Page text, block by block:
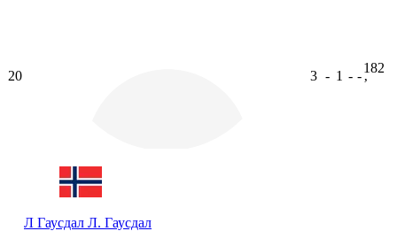
20
Л Гаусдал Л. Гаусдал
3 - 1 - -
182
ʼ